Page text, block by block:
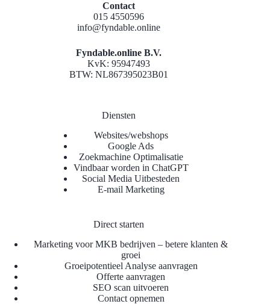
Contact
015 4550596
info@fyndable.online
Fyndable.online B.V.
KvK: 95947493
BTW: NL867395023B01
Diensten
Websites/webshops
Google Ads
Zoekmachine Optimalisatie
Vindbaar worden in ChatGPT
Social Media Uitbesteden
E-mail Marketing
Direct starten
Marketing voor MKB bedrijven – betere klanten &
groei
Groeipotentieel Analyse aanvragen
Offerte aanvragen
SEO scan uitvoeren
Contact opnemen